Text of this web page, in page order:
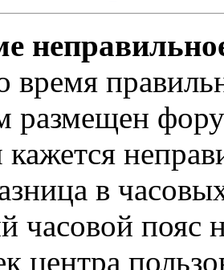
размещен
кажется
в
часовой пояс
центра